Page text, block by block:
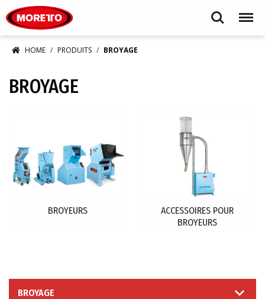
Search Menu
HOME PRODUITS BROYAGE
BROYAGE
BROYEURS
ACCESSOIRES POUR
BROYEURS
BROYAGE